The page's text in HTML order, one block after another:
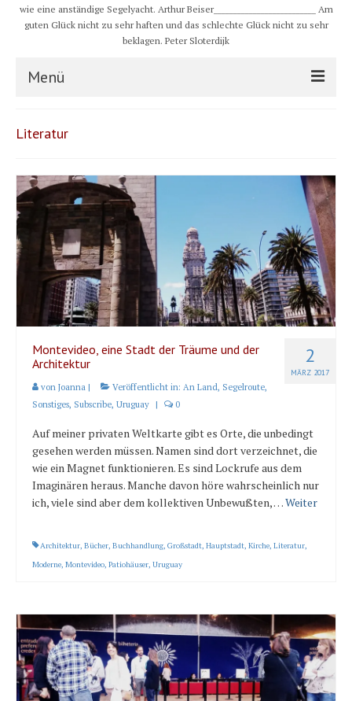
wie eine anständige Segelyacht. Arthur Beiser__________________________ Am
guten Glück nicht zu sehr haften und das schlechte Glück nicht zu sehr
beklagen. Peter Sloterdijk
Menü
Crew
Karte und Wind
Länder und Inseln
Mittelmeer 2010-2013
Bordbibliothek
Abonnieren
INSELN Roman
Literatur
2
MÄRZ 2017
Montevideo, eine Stadt der Träume und der
Architektur
von Joanna | Veröffentlicht in: An Land, Segelroute,
Sonstiges, Subscribe, Uruguay | 0
Auf meiner privaten Weltkarte gibt es Orte, die unbedingt
gesehen werden müssen. Namen sind dort verzeichnet, die
wie ein Magnet funktionieren. Es sind Lockrufe aus dem
Imaginären heraus. Manche davon höre wahrscheinlich nur
ich, viele sind aber dem kollektiven Unbewußten, …Weiter
Architektur, Bücher, Buchhandlung, Großstadt, Hauptstadt, Kirche, Literatur,
Moderne, Montevideo, Patiohäuser, Uruguay